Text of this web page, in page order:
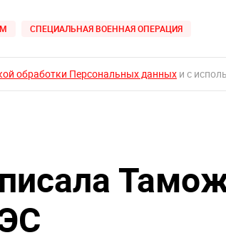
СПЕЦИАЛЬНАЯ ВОЕННАЯ ОПЕРАЦИЯ
обработки Персональных данных и с